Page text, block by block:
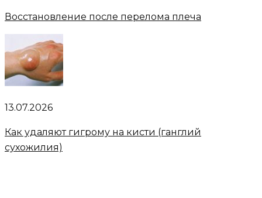
Восстановление после перелома плеча
13.07.2026
Как удаляют гигрому на кисти (ганглий
сухожилия)